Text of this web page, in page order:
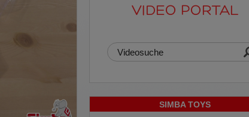
VIDEO PORTAL
SIMBA TOYS